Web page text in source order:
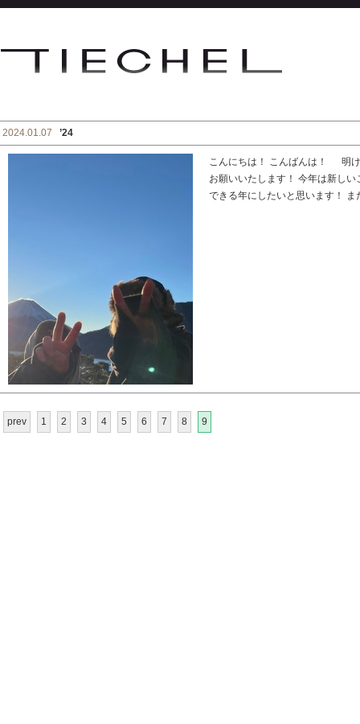
2024.01.07 ’24
こんにちは！ こんばんは！ 明け
お願いいたします！ 今年は新し
できる年にしたいと思います！ ま
prev 1 2 3 4 5 6 7 8 9